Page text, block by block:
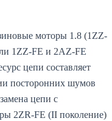
моторы 1.8 (1ZZ-
1ZZ-FE и 2AZ-FE
цепи составляет
посторонних шумов
цепи с
2ZR-FE (II поколение)